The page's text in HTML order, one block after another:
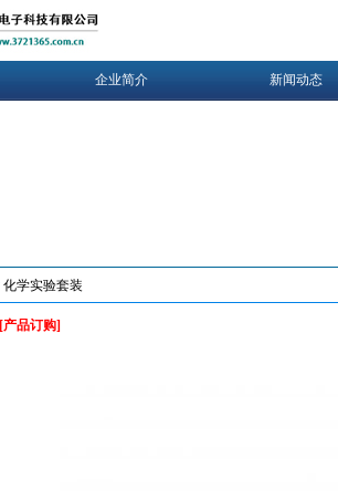
企业简介 新闻动态
化学实验套装
[产品订购]